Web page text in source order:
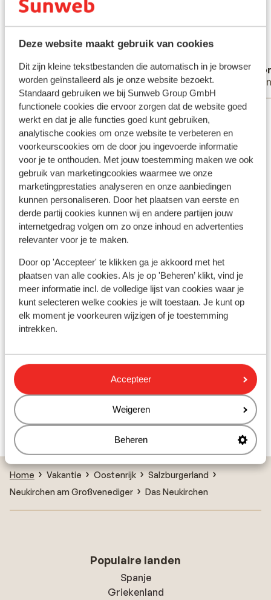
Deze website maakt gebruik van cookies
Dit zijn kleine tekstbestanden die automatisch in je browser
worden geïnstalleerd als je onze website bezoekt.
Standaard gebruiken we bij Sunweb Group GmbH
functionele cookies die ervoor zorgen dat de website goed
werkt en dat je alle functies goed kunt gebruiken,
analytische cookies om onze website te verbeteren en
voorkeurscookies om de door jou ingevoerde informatie
voor je te onthouden. Met jouw toestemming maken we ook
gebruik van marketingcookies waarmee we onze
marketingprestaties analyseren en onze aanbiedingen
kunnen personaliseren. Door het plaatsen van eerste en
derde partij cookies kunnen wij en andere partijen jouw
internetgedrag volgen om zo onze inhoud en advertenties
relevanter voor je te maken.
Door op 'Accepteer' te klikken ga je akkoord met het
plaatsen van alle cookies. Als je op 'Beheren’ klikt, vind je
meer informatie incl. de volledige lijst van cookies waar je
kunt selecteren welke cookies je wilt toestaan. Je kunt op
elk moment je voorkeuren wijzigen of je toestemming
intrekken.
Accepteer
Weigeren
Beheren
cleaning facilities, such as a vacuum for
self cleaning. The apartments were
incredibly noisy which effected our peace
cleaning facilities, such as a vacuum for
self cleaning. The apartments were
incredibly noisy which e...meer
Adam Wilson
Met familie
Bekijk alle 3 ervaringen
Andere accommodaties in
Salzburgerland
Romantikhotel Metzgerwirt
VAYA Post Saalbach
Alpenchalets Flachauer Gutshof
Hotel Der Schmittenhof
Hotel Der Waldhof - all inclusive
Pension Alpenrose
Residence Saalbach
Hotel Die Sonne
Home Vakantie Oostenrijk
Salzburgerland
Neukirchen am Großvenediger
Das Neukirchen
Populaire landen
Spanje
Griekenland